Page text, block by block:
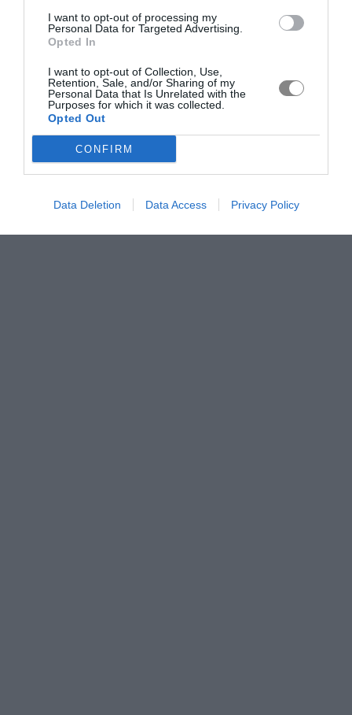
I want to opt-out of processing my
Personal Data for Targeted Advertising.
Opted In
I want to opt-out of Collection, Use,
Retention, Sale, and/or Sharing of my
Personal Data that Is Unrelated with the
Purposes for which it was collected.
Opted Out
CONFIRM
Data Deletion Data Access Privacy Policy